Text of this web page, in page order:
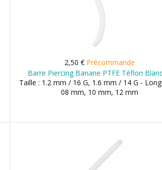
2,50 € Précommande
Barre Piercing Banane PTFE Téflon
Taille : 1.2 mm / 16 G, 1.6 mm / 14 G -
08 mm, 10 mm, 12 mm